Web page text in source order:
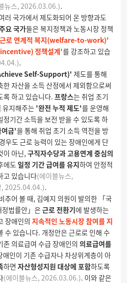
뉴스, 2026.03.06.).
러 국가에서 제도화되어 온 방향과도
요 국가들은 복지정책과 노동시장 정책
로 연계적 복지(welfare-to-work)'
정책설계'를 강조하고 있습
.
Self-Support)' 제도를 통해
자산을 소득 산정에서 제외함으로써
록 하고 있습니다. 프랑스는 취업 초기
유지해주는 '완전 누적 제도'를 운영해
기간 소득을 보전 받을 수 있도록 하
금'을 통해 취업 초기 소득 역전을 방
우도 근로 능력이 있는 장애인에게 단
이 아닌, 구직자수당과 고용연계 중심의
에도일정 기간 급여를 유지하여 안정적
고 있습니다(에이블뉴스,
, 2025.04.04.).
추어 볼 때, 김예지 의원이 발의한 「국
정법률안」은근로 전환기에 발생하는
장애인의 지속적인 노동시장 참여를 지
수 있습니다. 개정안은 근로로 인해 수
의료급여 수급 장애인의 의료급여를
애인이 기존 수급자나 차상위계층이 아
하면 자산형성지원 대상에 포함하도록
(에이블뉴스, 2026.03.06.). 이와 같은